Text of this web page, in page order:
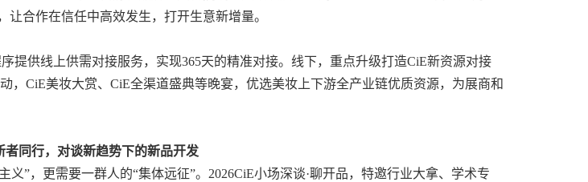
让合作在信任中高效发生，打开生意新增量。
提供线上供需对接服务，实现365天的精准对接。线下，重点升级打造CiE新资源对接
，CiE美妆大赏、CiE全渠道盛典等晚宴，优选美妆上下游全产业链优质资源，为展商和
者同行，对谈新趋势下的新品开发
义”，更需要一群人的“集体远征”。2026CiE小场深谈·聊开品，特邀行业大拿、学术专